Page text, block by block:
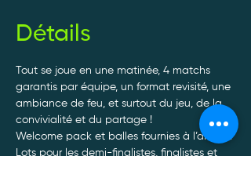
Détails
Tout se joue en une matinée, 4 matchs
garantis par équipe, un format revisité, une
ambiance de feu, et surtout du jeu, de la
convivialité et du partage !
Welcome pack et balles fournies à l’arrivée.
Lots pour les demi-finalistes, finalistes et